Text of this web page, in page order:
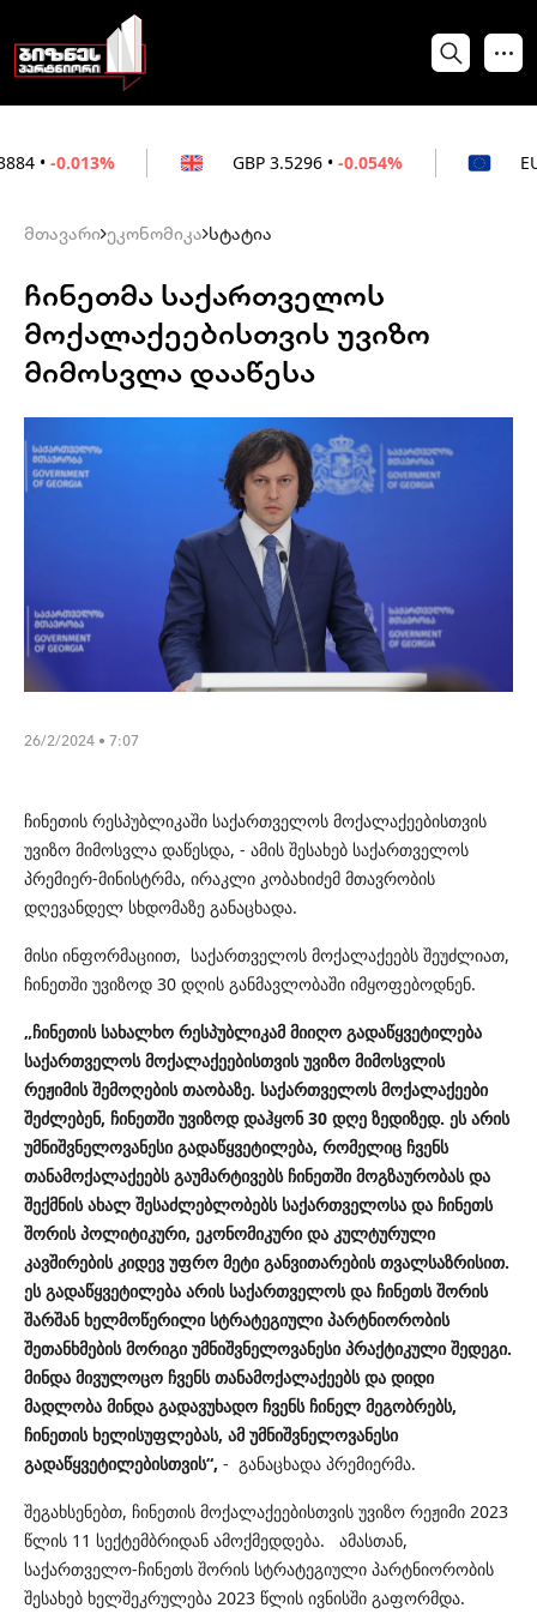
3.5296 • -0.054% 3.0264 •
მთავარი ეკონომიკა სტატია
ჩინეთმა საქართველოს
მოქალაქეებისთვის უვიზო
მიმოსვლა დააწესა
26/2/2024 • 7:07
ჩინეთის რესპუბლიკაში საქართველოს მოქალაქეებისთვის
უვიზო მიმოსვლა დაწესდა, - ამის შესახებ საქართველოს
პრემიერ-მინისტრმა, ირაკლი კობახიძემ მთავრობის
დღევანდელ სხდომაზე განაცხადა.
მისი ინფორმაციით, საქართველოს მოქალაქეებს შეუძლიათ,
ჩინეთში უვიზოდ 30 დღის განმავლობაში იმყოფებოდნენ.
„ჩინეთის სახალხო რესპუბლიკამ მიიღო გადაწყვეტილება
საქართველოს მოქალაქეებისთვის უვიზო მიმოსვლის
რეჟიმის შემოღების თაობაზე. საქართველოს მოქალაქეები
შეძლებენ, ჩინეთში უვიზოდ დაჰყონ 30 დღე ზედიზედ. ეს არის
უმნიშვნელოვანესი გადაწყვეტილება, რომელიც ჩვენს
თანამოქალაქეებს გაუმარტივებს ჩინეთში მოგზაურობას და
შექმნის ახალ შესაძლებლობებს საქართველოსა და ჩინეთს
შორის პოლიტიკური, ეკონომიკური და კულტურული
კავშირების კიდევ უფრო მეტი განვითარების თვალსაზრისით.
ეს გადაწყვეტილება არის საქართველოს და ჩინეთს შორის
შარშან ხელმოწერილი სტრატეგიული პარტნიორობის
შეთანხმების მორიგი უმნიშვნელოვანესი პრაქტიკული შედეგი.
მინდა მივულოცო ჩვენს თანამოქალაქეებს და დიდი
მადლობა მინდა გადავუხადო ჩვენს ჩინელ მეგობრებს,
ჩინეთის ხელისუფლებას, ამ უმნიშვნელოვანესი
გადაწყვეტილებისთვის“, - განაცხადა პრემიერმა.
შეგახსენებთ, ჩინეთის მოქალაქეებისთვის უვიზო რეჟიმი 2023
წლის 11 სექტემბრიდან ამოქმედდება. ამასთან,
საქართველო-ჩინეთს შორის სტრატეგიული პარტნიორობის
შესახებ ხელშეკრულება 2023 წლის ივნისში გაფორმდა.